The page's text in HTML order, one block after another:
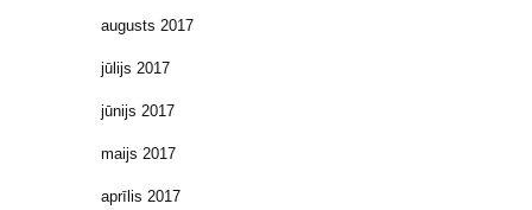
augusts 2017
jūlijs 2017
jūnijs 2017
maijs 2017
aprīlis 2017